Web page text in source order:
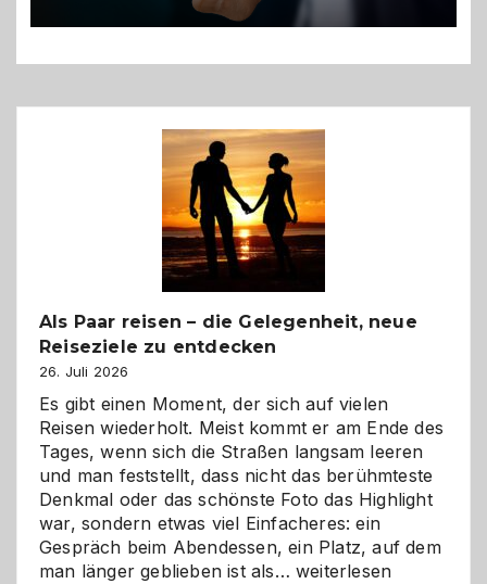
Als Paar reisen – die Gelegenheit, neue
Reiseziele zu entdecken
26. Juli 2026
Es gibt einen Moment, der sich auf vielen
Reisen wiederholt. Meist kommt er am Ende des
Tages, wenn sich die Straßen langsam leeren
und man feststellt, dass nicht das berühmteste
Denkmal oder das schönste Foto das Highlight
war, sondern etwas viel Einfacheres: ein
Gespräch beim Abendessen, ein Platz, auf dem
man länger geblieben ist als… Als
weiterlesen